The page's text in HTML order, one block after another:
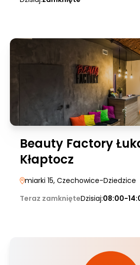
Beauty Factory
Kłaptocz
miarki 15, Czechowice-Dziedzice
Teraz zamknięteDzisiaj:08:00-